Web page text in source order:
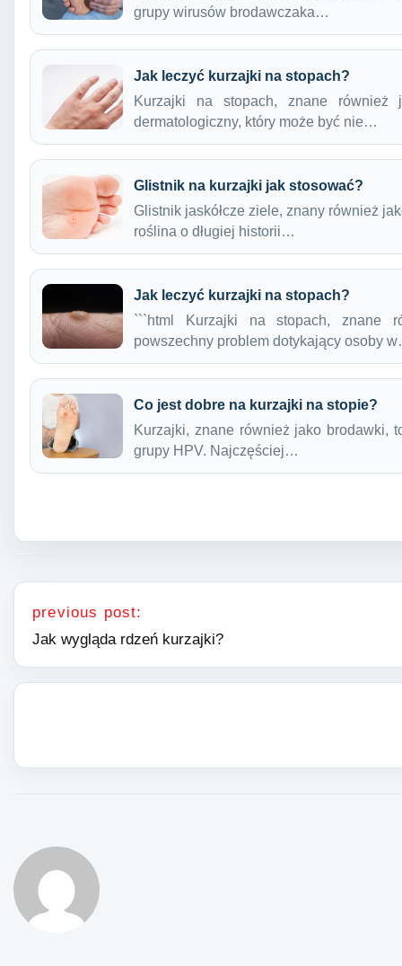
grupy wirusów brodawczaka…
Jak leczyć kurzajki na stopach?
Kurzajki na stopach, znane również
dermatologiczny, który może być nie…
Glistnik na kurzajki jak stosować?
Glistnik jaskółcze ziele, znany również
roślina o długiej historii…
Jak leczyć kurzajki na stopach?
```html Kurzajki na stopach, znane
powszechny problem dotykający osoby
Co jest dobre na kurzajki na stopie?
Kurzajki, znane również jako brodawki,
grupy HPV. Najczęściej…
Nawigacja wpisu
previous post:
Jak wygląda rdzeń kurzajki?